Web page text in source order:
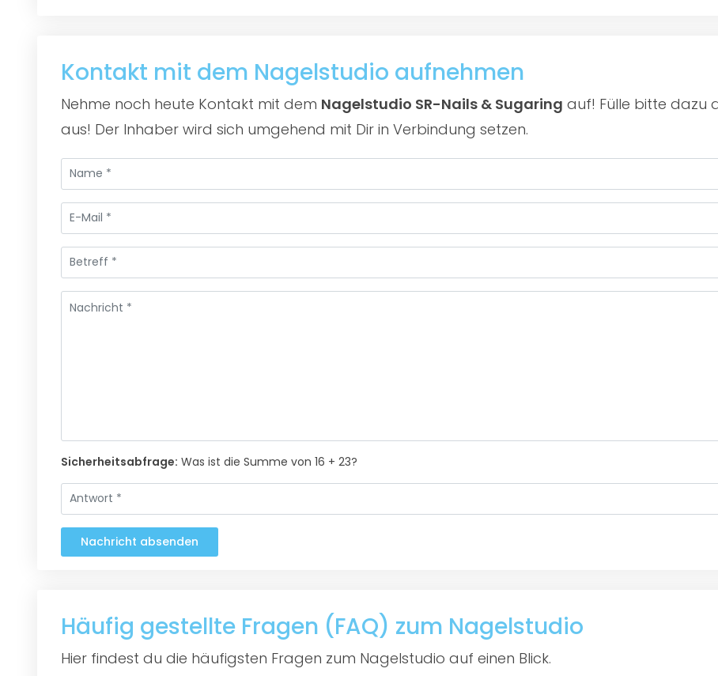
Kontakt mit dem Nagelstudio aufnehmen
Nehme noch heute Kontakt mit dem Nagelstudio SR-Nails & Sugaring auf! Fülle bitte dazu
aus! Der Inhaber wird sich umgehend mit Dir in Verbindung setzen.
Sicherheitsabfrage: Was ist die Summe von 16 + 23?
Nachricht absenden
Häufig gestellte Fragen (FAQ) zum Nagelstudio
Hier findest du die häufigsten Fragen zum Nagelstudio auf einen Blick.